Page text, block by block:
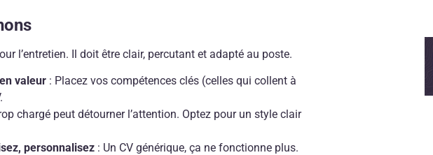
l’entretien. Il doit être clair, percutant et adapté au poste.
valeur : Placez vos compétences clés (celles qui collent à
chargé peut détourner l’attention. Optez pour un style clair
personnalisez : Un CV générique, ça ne fonctionne plus.